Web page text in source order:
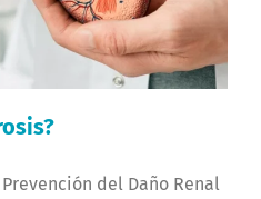
del Daño Renal